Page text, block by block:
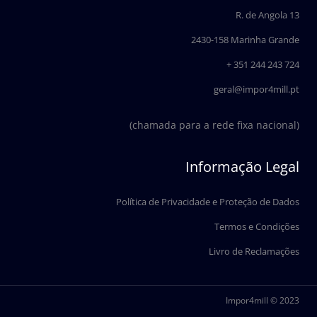
o
k
i
n
R. de Angola 13
2430-158 Marinha Grande
+ 351 244 243 724
geral@impor4mill.pt
(chamada para a rede fixa nacional)
Informação Legal
Política de Privacidade e Proteção de Dados
Termos e Condições
Livro de Reclamações
Impor4mill © 2023